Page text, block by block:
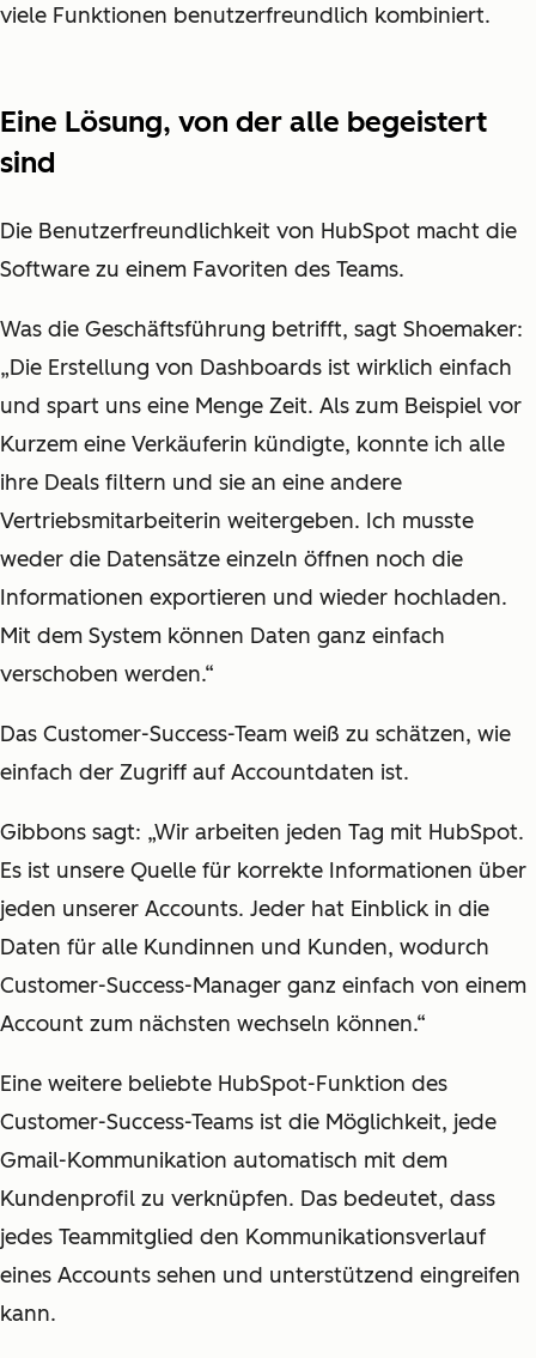
viele Funktionen benutzerfreundlich kombiniert.
Eine Lösung, von der alle begeistert
sind
Die Benutzerfreundlichkeit von HubSpot macht die
Software zu einem Favoriten des Teams.
Was die Geschäftsführung betrifft, sagt Shoemaker:
„Die Erstellung von Dashboards ist wirklich einfach
und spart uns eine Menge Zeit. Als zum Beispiel vor
Kurzem eine Verkäuferin kündigte, konnte ich alle
ihre Deals filtern und sie an eine andere
Vertriebsmitarbeiterin weitergeben. Ich musste
weder die Datensätze einzeln öffnen noch die
Informationen exportieren und wieder hochladen.
Mit dem System können Daten ganz einfach
verschoben werden.“
Das Customer-Success-Team weiß zu schätzen, wie
einfach der Zugriff auf Accountdaten ist.
Gibbons sagt: „Wir arbeiten jeden Tag mit HubSpot.
Es ist unsere Quelle für korrekte Informationen über
jeden unserer Accounts. Jeder hat Einblick in die
Daten für alle Kundinnen und Kunden, wodurch
Customer-Success-Manager ganz einfach von einem
Account zum nächsten wechseln können.“
Eine weitere beliebte HubSpot-Funktion des
Customer-Success-Teams ist die Möglichkeit, jede
Gmail-Kommunikation automatisch mit dem
Kundenprofil zu verknüpfen. Das bedeutet, dass
jedes Teammitglied den Kommunikationsverlauf
eines Accounts sehen und unterstützend eingreifen
kann.